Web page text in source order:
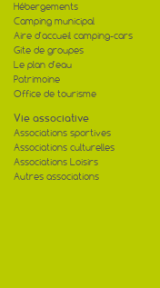
Hébergements
Camping municipal
Aire d'accueil camping-cars
Gite de groupes
Le plan d'eau
Patrimoine
Office de tourisme
Vie associative
Associations sportives
Associations culturelles
Associations Loisirs
Autres associations